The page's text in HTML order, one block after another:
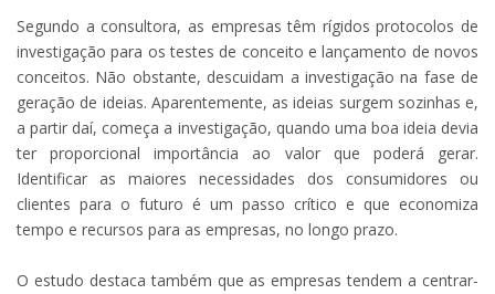
Segundo a consultora, as empresas têm rígidos protocolos de
investigação para os testes de conceito e lançamento de novos
conceitos. Não obstante, descuidam a investigação na fase de
geração de ideias. Aparentemente, as ideias surgem sozinhas e,
a partir daí, começa a investigação, quando uma boa ideia devia
ter proporcional importância ao valor que poderá gerar.
Identificar as maiores necessidades dos consumidores ou
clientes para o futuro é um passo crítico e que economiza
tempo e recursos para as empresas, no longo prazo.
O estudo destaca também que as empresas tendem a centrar-